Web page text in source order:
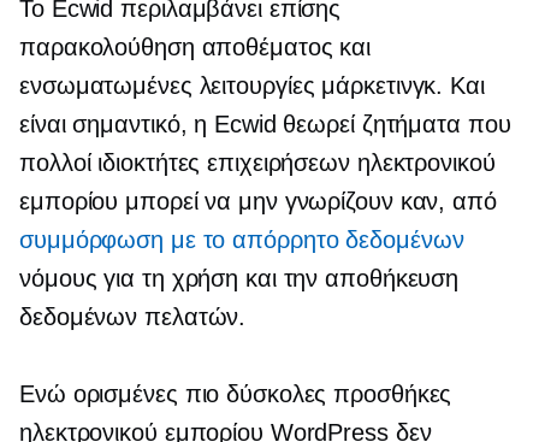
Το Ecwid περιλαμβάνει επίσης
παρακολούθηση αποθέματος και
ενσωματωμένες λειτουργίες μάρκετινγκ. Και
είναι σημαντικό, η Ecwid θεωρεί ζητήματα που
πολλοί ιδιοκτήτες επιχειρήσεων ηλεκτρονικού
εμπορίου μπορεί να μην γνωρίζουν καν, από
συμμόρφωση με το απόρρητο δεδομένων
νόμους για τη χρήση και την αποθήκευση
δεδομένων πελατών.
Ενώ ορισμένες πιο δύσκολες προσθήκες
ηλεκτρονικού εμπορίου WordPress δεν